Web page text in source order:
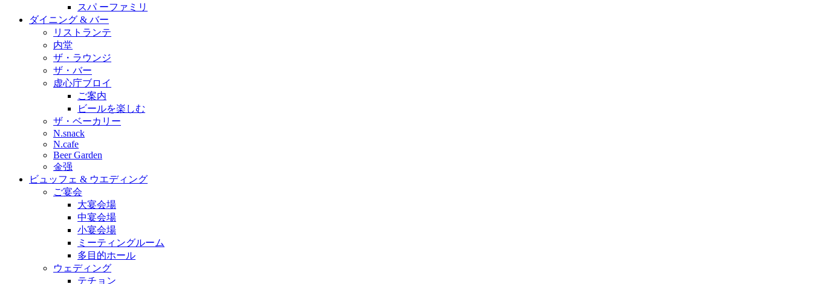
スパ ーファミリ
ダイニング & バー
リストランテ
内堂
ザ・ラウンジ
ザ・バー
虚心庁ブロイ
ご案内
ビールを楽しむ
ザ・ベーカリー
N.snack
N.cafe
Beer Garden
金强
ビュッフェ & ウエディング
ご宴会
大宴会場
中宴会場
小宴会場
ミーティングルーム
多目的ホール
ウェディング
テチョン